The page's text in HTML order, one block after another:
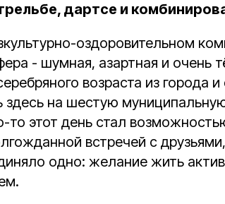
дартсе и
оздоровительном
- шумная, азартная и очень
возраста из города и
здесь на шестую
то этот день стал
встречей с
одно: желание жить